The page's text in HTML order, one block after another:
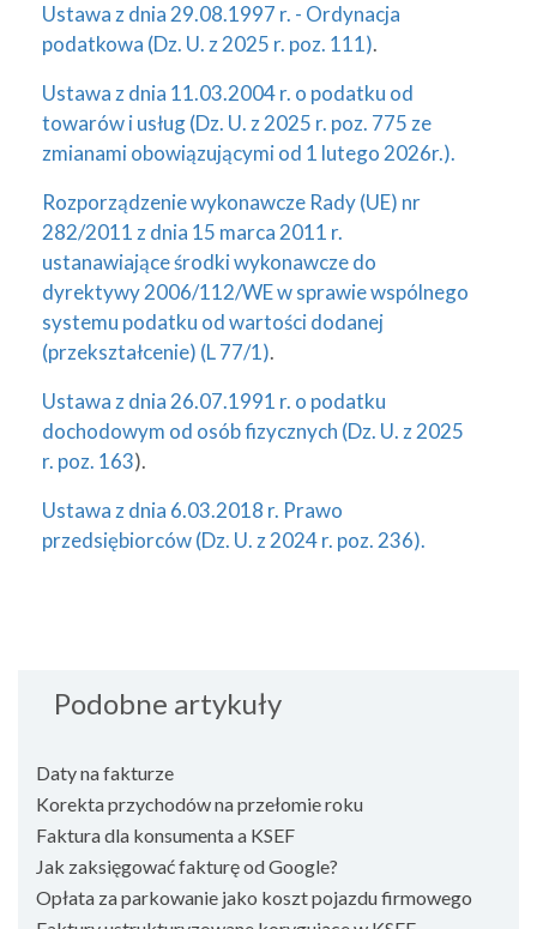
Ustawa z dnia 29.08.1997 r. - Ordynacja
podatkowa (Dz. U. z 2025 r. poz. 111).
Ustawa z dnia 11.03.2004 r. o podatku od
towarów i usług (Dz. U. z 2025 r. poz. 775 ze
zmianami obowiązującymi od 1 lutego 2026r.).
Rozporządzenie wykonawcze Rady (UE) nr
282/2011 z dnia 15 marca 2011 r.
ustanawiające środki wykonawcze do
dyrektywy 2006/112/WE w sprawie wspólnego
systemu podatku od wartości dodanej
(przekształcenie) (L 77/1).
Ustawa z dnia 26.07.1991 r. o podatku
dochodowym od osób fizycznych (Dz. U. z 2025
r. poz. 163).
Ustawa z dnia 6.03.2018 r. Prawo
przedsiębiorców (Dz. U. z 2024 r. poz. 236).
Podobne artykuły
Daty na fakturze
Korekta przychodów na przełomie roku
Faktura dla konsumenta a KSEF
Jak zaksięgować fakturę od Google?
Opłata za parkowanie jako koszt pojazdu firmowego